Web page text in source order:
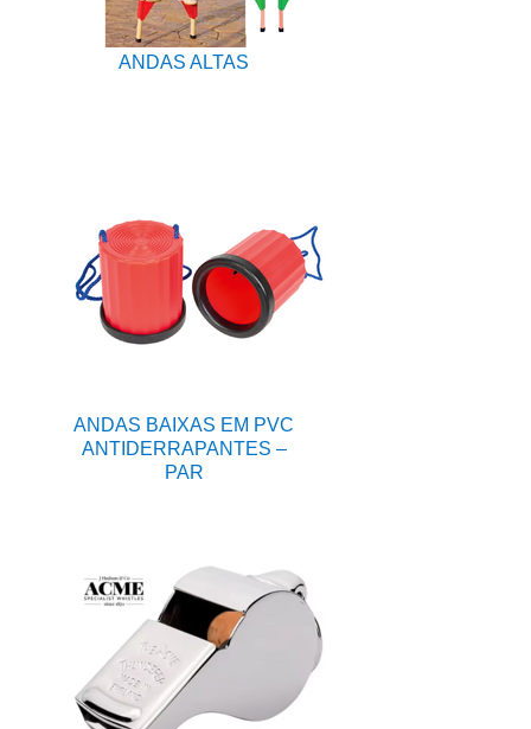
ANDAS ALTAS
ANDAS BAIXAS EM PVC
ANTIDERRAPANTES –
PAR